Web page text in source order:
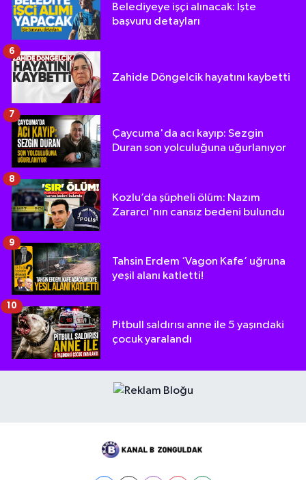
Belediyeye işçi alınacak: İşte
başvuru detayları
Zahide Döngelcik hayatını kaybetti
6
Çaycuma'da acı kayıp: Sezgin
Duran son yolculuğuna uğurlanıyor
7
Kozlu’da şüpheli ölüm: Nazım
Zararcı'nın cansız bedeni bulundu
8
Tahsin Erdem ‘Vagon Kafe’ uğruna
yeşil alanı katletti!
9
Pitbull saldırısı anne ile 5 yaşındaki
çocuk yaralandı
10